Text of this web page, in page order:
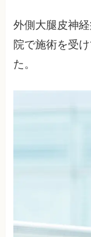
外側大腿皮神
院で施術を受
た。